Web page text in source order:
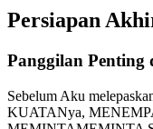
Persiapan
Panggilan Penting
Sebelum Aku
KUATANya,